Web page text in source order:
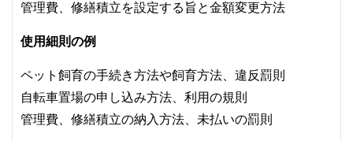
管理費、修繕積立を設定する旨と金額変更方法
使用細則の例
ペット飼育の手続き方法や飼育方法、違反罰則
自転車置場の申し込み方法、利用の規則
管理費、修繕積立の納入方法、未払いの罰則